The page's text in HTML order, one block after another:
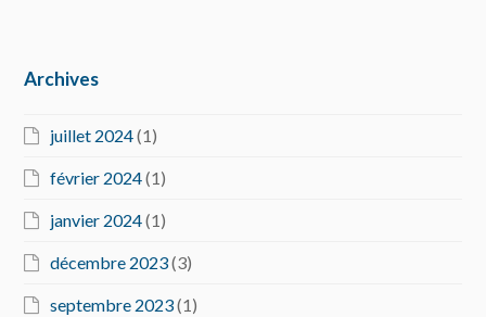
Archives
juillet 2024(1)
février 2024(1)
janvier 2024(1)
décembre 2023(3)
septembre 2023(1)